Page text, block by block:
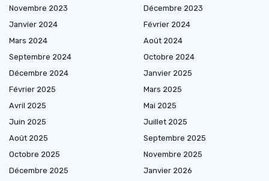
Novembre 2023
Décembre 2023
Janvier 2024
Février 2024
Mars 2024
Août 2024
Septembre 2024
Octobre 2024
Décembre 2024
Janvier 2025
Février 2025
Mars 2025
Avril 2025
Mai 2025
Juin 2025
Juillet 2025
Août 2025
Septembre 2025
Octobre 2025
Novembre 2025
Décembre 2025
Janvier 2026